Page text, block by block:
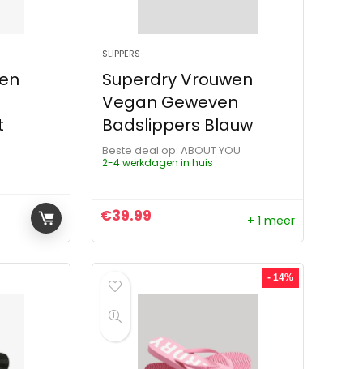
SLIPPERS
Superdry Vrouwen
Vegan Geweven
Badslippers Blauw
Beste deal op:
ABOUT YOU
2-4 werkdagen in huis
€39.99 + 1 meer
- 14%